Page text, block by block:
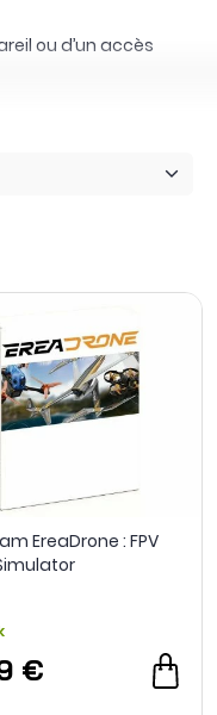
ou d’un accès
ou un
conçus pour
EreaDrone : FPV
€